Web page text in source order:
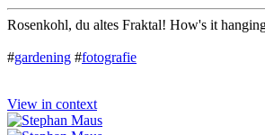
Rosenkohl, du altes Fraktal! How's it
#gardening #fotografie
View in context